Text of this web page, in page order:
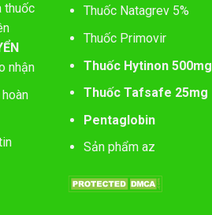
thuốc
nhận
Thuốc Natagrev 5%
Thuốc Primovir
Thuốc Hytinon 500mg
Thuốc Tafsafe 25mg
Pentaglobin
Sản phẩm az